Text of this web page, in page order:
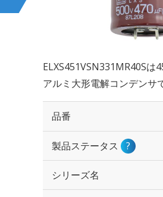
ELXS451VSN331MR40S
アルミ大形電解コンデンサ
品番
製品ステータス ?
シリーズ名